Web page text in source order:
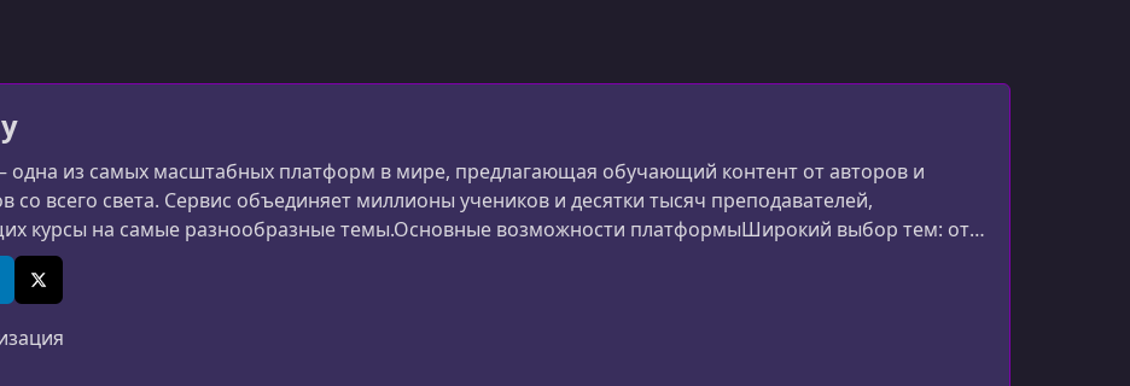
УРОК 15.
Swift 3 Booleans & conditional logic
одна из самых масштабных платформ в мире, предлагающая обучающий контент от авторов и
со всего света. Сервис объединяет миллионы учеников и десятки тысяч преподавателей,
курсы на самые разнообразные темы.Основные возможности платформыШирокий выбор тем: от
и дизайна до маркетинга, психологии и личной эффективности.Глобальное сообщество
материалы создаются специалистами из разных стран.Удобный ф
X (Twitter)